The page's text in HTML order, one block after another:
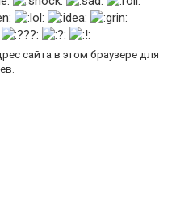
сайта в этом браузере для